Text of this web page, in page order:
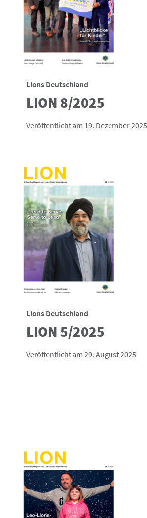
Lions Deutschland
LION 8/2025
Veröffentlicht am 19. Dezember 2025
Lions Deutschland
LION 5/2025
Veröffentlicht am 29. August 2025